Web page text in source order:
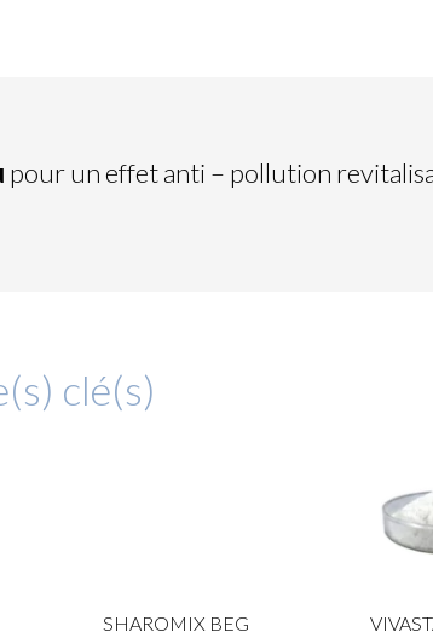
pour un effet anti – pollution
clé(s)
SHAROMIX BEG